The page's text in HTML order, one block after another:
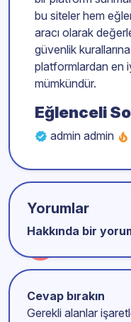
bu siteler hem
aracı olarak
güvenlik
platformlardan en
mümkündür.
Eğlenceli
admin admin
Yorumlar
Hakkında bir
Cevap bırakın
Gerekli alanlar